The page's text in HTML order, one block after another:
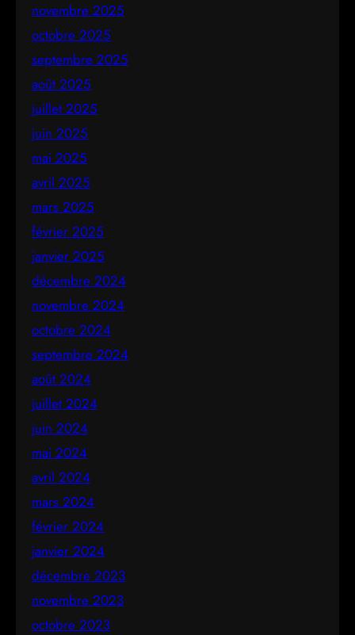
novembre 2025
octobre 2025
septembre 2025
août 2025
juillet 2025
juin 2025
mai 2025
avril 2025
mars 2025
février 2025
janvier 2025
décembre 2024
novembre 2024
octobre 2024
septembre 2024
août 2024
juillet 2024
juin 2024
mai 2024
avril 2024
mars 2024
février 2024
janvier 2024
décembre 2023
novembre 2023
octobre 2023